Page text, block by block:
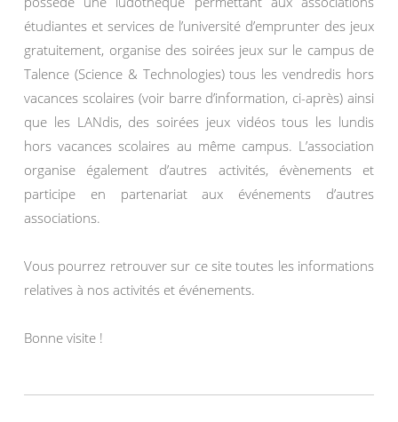
étudiantes et services de l’université d’emprunter des jeux
gratuitement, organise des soirées jeux sur le campus de
Talence (Science & Technologies) tous les vendredis hors
vacances scolaires (voir barre d’information, ci-après) ainsi
que les LANdis, des soirées jeux vidéos tous les lundis
hors vacances scolaires au même campus. L’association
organise également d’autres activités, évènements et
participe en partenariat aux événements d’autres
associations.
Vous pourrez retrouver sur ce site toutes les informations
relatives à nos activités et événements.
Bonne visite !